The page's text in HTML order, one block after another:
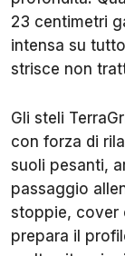
23 centimetri
intensa su
strisce non
Gli steli
con forza di
suoli pesanti,
passaggio
stoppie, cover
prepara il